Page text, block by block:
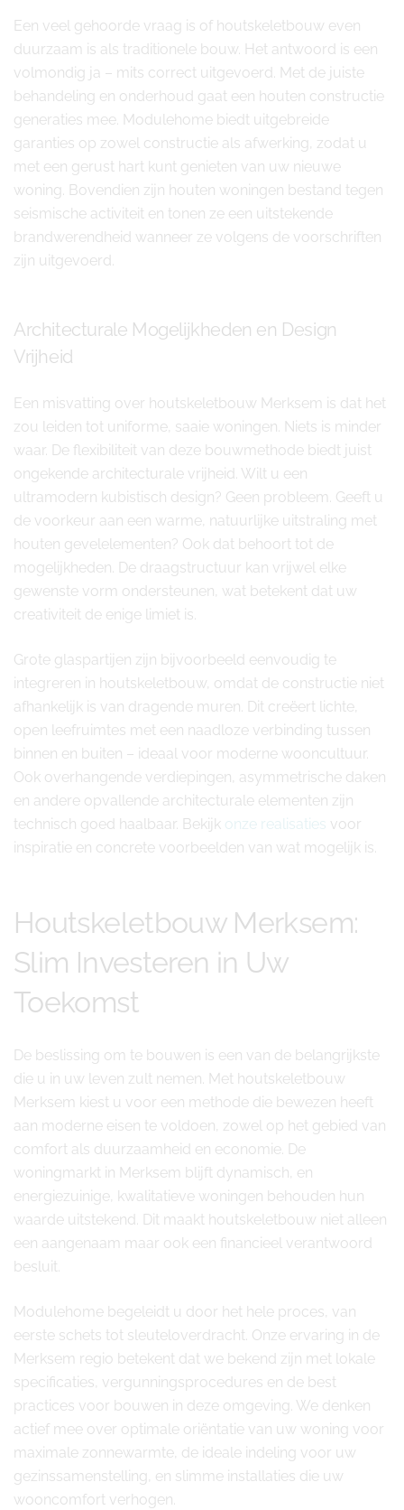
Een veel gehoorde vraag is of houtskeletbouw even
duurzaam is als traditionele bouw. Het antwoord is een
volmondig ja – mits correct uitgevoerd. Met de juiste
behandeling en onderhoud gaat een houten constructie
generaties mee. Modulehome biedt uitgebreide
garanties op zowel constructie als afwerking, zodat u
met een gerust hart kunt genieten van uw nieuwe
woning. Bovendien zijn houten woningen bestand tegen
seismische activiteit en tonen ze een uitstekende
brandwerendheid wanneer ze volgens de voorschriften
zijn uitgevoerd.
Architecturale Mogelijkheden en Design
Vrijheid
Een misvatting over houtskeletbouw Merksem is dat het
zou leiden tot uniforme, saaie woningen. Niets is minder
waar. De flexibiliteit van deze bouwmethode biedt juist
ongekende architecturale vrijheid. Wilt u een
ultramodern kubistisch design? Geen probleem. Geeft u
de voorkeur aan een warme, natuurlijke uitstraling met
houten gevelelementen? Ook dat behoort tot de
mogelijkheden. De draagstructuur kan vrijwel elke
gewenste vorm ondersteunen, wat betekent dat uw
creativiteit de enige limiet is.
Grote glaspartijen zijn bijvoorbeeld eenvoudig te
integreren in houtskeletbouw, omdat de constructie niet
afhankelijk is van dragende muren. Dit creëert lichte,
open leefruimtes met een naadloze verbinding tussen
binnen en buiten – ideaal voor moderne wooncultuur.
Ook overhangende verdiepingen, asymmetrische daken
en andere opvallende architecturale elementen zijn
technisch goed haalbaar. Bekijk onze realisaties voor
inspiratie en concrete voorbeelden van wat mogelijk is.
Houtskeletbouw Merksem:
Slim Investeren in Uw
Toekomst
De beslissing om te bouwen is een van de belangrijkste
die u in uw leven zult nemen. Met houtskeletbouw
Merksem kiest u voor een methode die bewezen heeft
aan moderne eisen te voldoen, zowel op het gebied van
comfort als duurzaamheid en economie. De
woningmarkt in Merksem blijft dynamisch, en
energiezuinige, kwalitatieve woningen behouden hun
waarde uitstekend. Dit maakt houtskeletbouw niet alleen
een aangenaam maar ook een financieel verantwoord
besluit.
Modulehome begeleidt u door het hele proces, van
eerste schets tot sleuteloverdracht. Onze ervaring in de
Merksem regio betekent dat we bekend zijn met lokale
specificaties, vergunningsprocedures en de best
practices voor bouwen in deze omgeving. We denken
actief mee over optimale oriëntatie van uw woning voor
maximale zonnewarmte, de ideale indeling voor uw
gezinssamenstelling, en slimme installaties die uw
wooncomfort verhogen.